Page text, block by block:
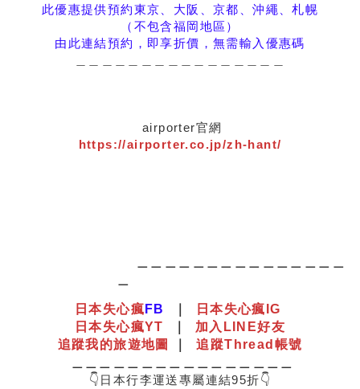
此優惠提供預約東京、大阪、京都、沖繩、札幌
（不包含福岡地區）
由此連結預約，即享折價，無需輸入優惠碼
airporter官網
https://airporter.co.jp/zh-hant/
日本失心瘋 F B
日本失心瘋IG
日本失心瘋YT
加入LINE好友
追蹤我的旅遊地圖
｜追蹤Thread帳號
👇日本行李運送專屬連結95折👇